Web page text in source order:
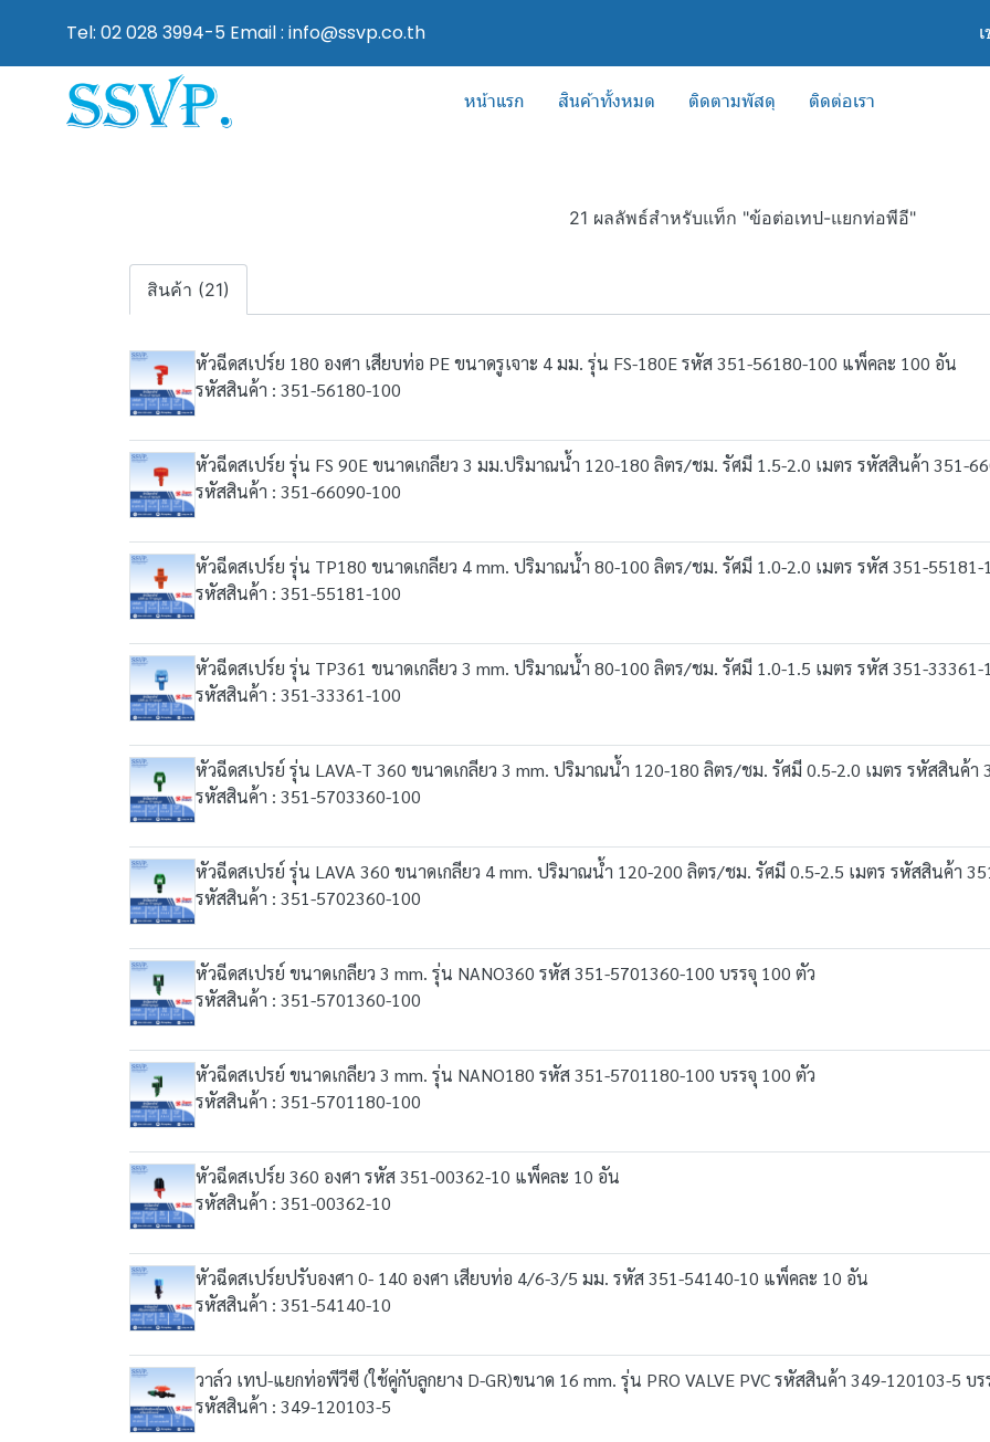
Tel: 02 028 3994-5 Email : info@ssvp.co.th
หน้าแรก สินค้าทั้งหมด ติดตามพัสดุ ติดต่อเรา
21 ผลลัพธ์สำหรับแท็ก "ข้อต่อเทป-แยกท่อพีอี"
สินค้า (21)
หัวฉีดสเปร์ย 180 องศา เสียบท่อ PE ขนาดรูเจาะ 4 มม. รุ่น FS-180E รหัส 351-56180-100 แพ็คละ 100 อัน
รหัสสินค้า : 351-56180-100
หัวฉีดสเปร์ย รุ่น FS 90E ขนาดเกลียว 3 มม.ปริมาณน้ำ 120-180 ลิตร/ชม. รัศมี 1.5-2.0 เมตร รหัสสินค้า 351-
รหัสสินค้า : 351-66090-100
หัวฉีดสเปร์ย รุ่น TP180 ขนาดเกลียว 4 mm. ปริมาณน้ำ 80-100 ลิตร/ชม. รัศมี 1.0-2.0 เมตร รหัส 351-
รหัสสินค้า : 351-55181-100
หัวฉีดสเปร์ย รุ่น TP361 ขนาดเกลียว 3 mm. ปริมาณน้ำ 80-100 ลิตร/ชม. รัศมี 1.0-1.5 เมตร รหัส 351-
รหัสสินค้า : 351-33361-100
หัวฉีดสเปรย์ รุ่น LAVA-T 360 ขนาดเกลียว 3 mm. ปริมาณน้ำ 120-180 ลิตร/ชม. รัศมี 0.5-2.0 เมตร รหัสสินค้า
รหัสสินค้า : 351-5703360-100
หัวฉีดสเปรย์ รุ่น LAVA 360 ขนาดเกลียว 4 mm. ปริมาณน้ำ 120-200 ลิตร/ชม. รัศมี 0.5-2.5 เมตร รหัสสินค้า
รหัสสินค้า : 351-5702360-100
หัวฉีดสเปรย์ ขนาดเกลียว 3 mm. รุ่น NANO360 รหัส 351-5701360-100 บรรจุ 100 ตัว
รหัสสินค้า : 351-5701360-100
หัวฉีดสเปรย์ ขนาดเกลียว 3 mm. รุ่น NANO180 รหัส 351-5701180-100 บรรจุ 100 ตัว
รหัสสินค้า : 351-5701180-100
หัวฉีดสเปร์ย 360 องศา รหัส 351-00362-10 แพ็คละ 10 อัน
รหัสสินค้า : 351-00362-10
หัวฉีดสเปร์ยปรับองศา 0- 140 องศา เสียบท่อ 4/6-3/5 มม. รหัส 351-54140-10 แพ็คละ 10 อัน
รหัสสินค้า : 351-54140-10
วาล์ว เทป-แยกท่อพีวีซี (ใช้คู่กับลูกยาง D-GR)ขนาด 16 mm. รุ่น PRO VALVE PVC รหัสสินค้า 349-120103-5 บ
รหัสสินค้า : 349-120103-5